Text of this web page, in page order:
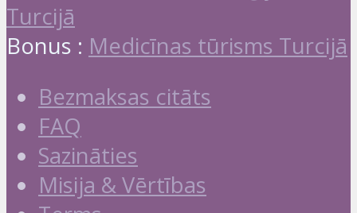
Turcijā
Bonus : Medicīnas tūrisms Turcijā
Bezmaksas citāts
FAQ
Sazināties
Misija & Vērtības